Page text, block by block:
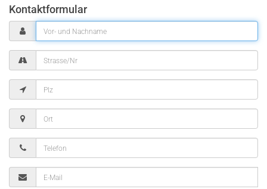
Kontaktformular